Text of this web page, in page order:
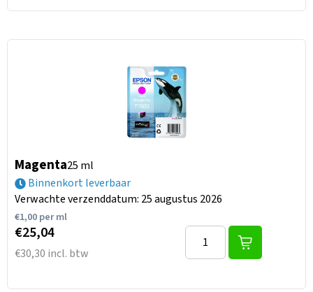
Magenta25 ml
Binnenkort leverbaar
Verwachte verzenddatum: 25 augustus 2026
€1,00per ml
€25,04
€30,30 incl. btw